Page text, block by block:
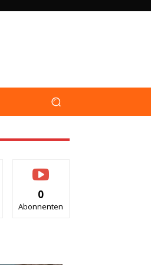
0
Abonnenten